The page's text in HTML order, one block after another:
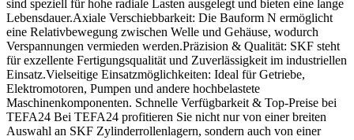
sind speziell für hohe radiale Lasten ausgelegt und bieten eine lange
Lebensdauer.Axiale Verschiebbarkeit: Die Bauform N ermöglicht
eine Relativbewegung zwischen Welle und Gehäuse, wodurch
Verspannungen vermieden werden.Präzision & Qualität: SKF steht
für exzellente Fertigungsqualität und Zuverlässigkeit im industriellen
Einsatz.Vielseitige Einsatzmöglichkeiten: Ideal für Getriebe,
Elektromotoren, Pumpen und andere hochbelastete
Maschinenkomponenten. Schnelle Verfügbarkeit & Top-Preise bei
TEFA24 Bei TEFA24 profitieren Sie nicht nur von einer breiten
Auswahl an SKF Zylinderrollenlagern, sondern auch von einer